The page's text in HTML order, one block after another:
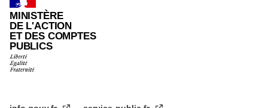
MINISTÈRE
DE L'ACTION
ET DES COMPTES
PUBLICS